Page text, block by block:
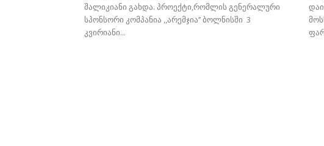
შალიკიანი გახდა. პროექტი,რომლის გენერალური
სპონსორი კომპანია ,,არემჯია’’ ბოლნისში 3
კვირიანი...